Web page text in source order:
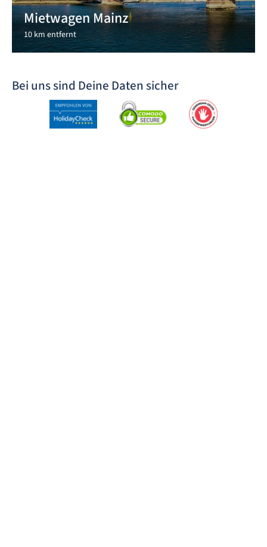
Mietwagen Mainz
10 km entfernt
Bei uns sind Deine Daten sicher